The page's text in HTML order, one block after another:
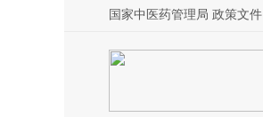
国家中医药管理局 政策文件